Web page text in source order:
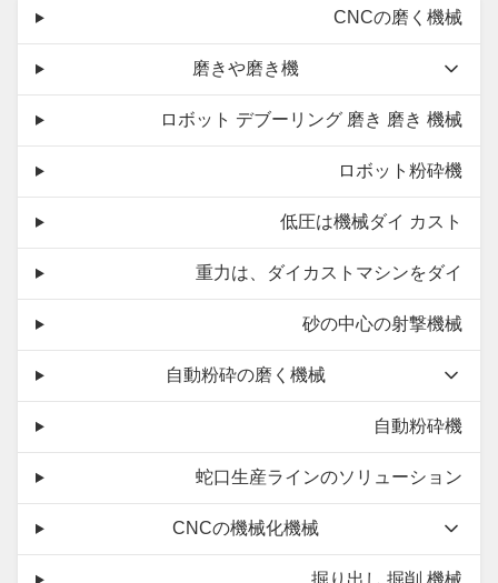
CNCの磨く機械
磨きや磨き機
ロボット デブーリング 磨き 磨き 機械
ロボット粉砕機
低圧は機械ダイ カスト
重力は、ダイカストマシンをダイ
砂の中心の射撃機械
自動粉砕の磨く機械
自動粉砕機
蛇口生産ラインのソリューション
CNCの機械化機械
掘り出し 掘削 機械